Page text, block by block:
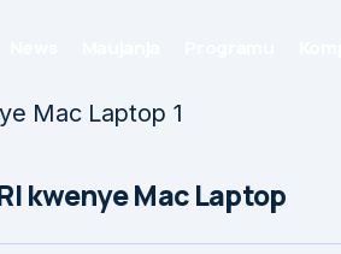
kwenye Mac Laptop